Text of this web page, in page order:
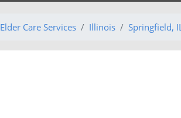
Elder Care Services Illinois Springfield, IL